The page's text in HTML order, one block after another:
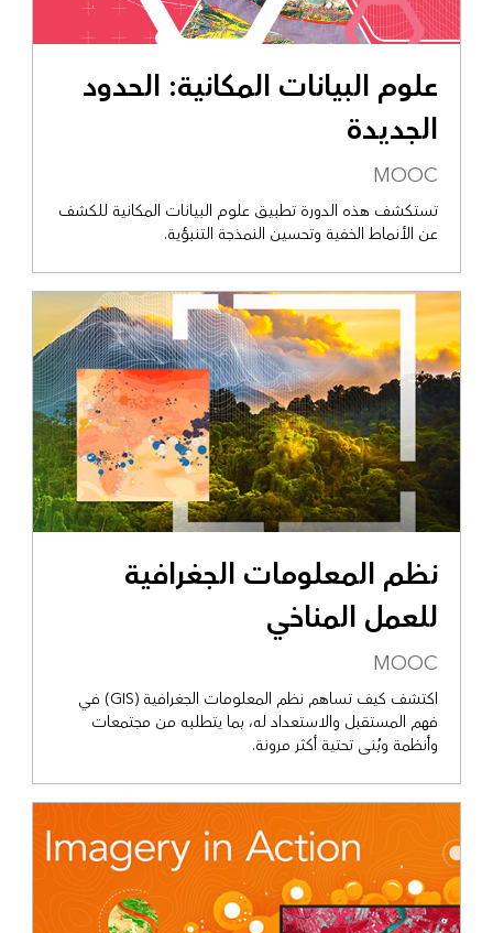
علوم البيانات المكانية: الحدود
الجديدة
MOOC
تستكشف هذه الدورة تطبيق علوم البيانات المكانية للكشف
عن الأنماط الخفية وتحسين النمذجة التنبؤية.
نظم المعلومات الجغرافية
للعمل المناخي
MOOC
اكتشف كيف تساهم نظم المعلومات الجغرافية (GIS) في
فهم المستقبل والاستعداد له، بما يتطلبه من مجتمعات
وأنظمة وبُنى تحتية أكثر مرونة.